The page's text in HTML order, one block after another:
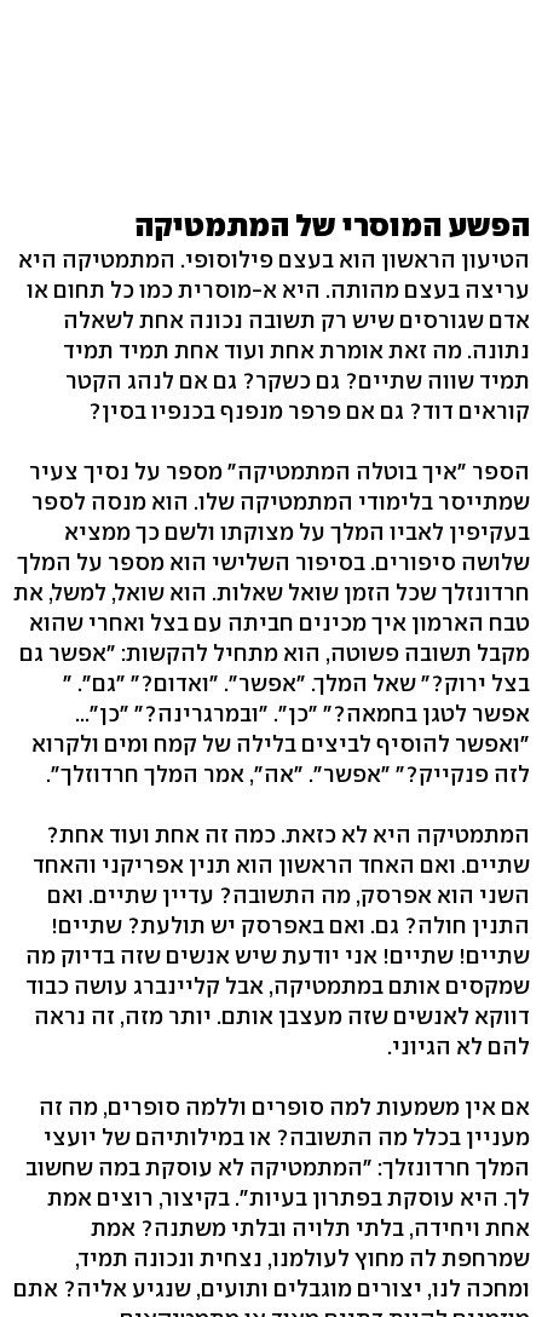
הפשע המוסרי של המתמטיקה
הטיעון הראשון הוא בעצם פילוסופי. המתמטיקה היא
עריצה בעצם מהותה. היא א-מוסרית כמו כל תחום או
אדם שגורסים שיש רק תשובה נכונה אחת לשאלה
נתונה. מה זאת אומרת אחת ועוד אחת תמיד תמיד
תמיד שווה שתיים? גם כשקר? גם אם לנהג הקטר
קוראים דוד? גם אם פרפר מנפנף בכנפיו בסין?
הספר "איך בוטלה המתמטיקה" מספר על נסיך צעיר
שמתייסר בלימודי המתמטיקה שלו. הוא מנסה לספר
בעקיפין לאביו המלך על מצוקתו ולשם כך ממציא
שלושה סיפורים. בסיפור השלישי הוא מספר על המלך
חרדונזלך שכל הזמן שואל שאלות. הוא שואל, למשל, את
טבח הארמון איך מכינים חביתה עם בצל ואחרי שהוא
מקבל תשובה פשוטה, הוא מתחיל להקשות: "אפשר גם
בצל ירוק?" שאל המלך. "אפשר". "ואדום?" "גם". "
אפשר לטגן בחמאה?" "כן". "ובמרגרינה?" "כן"...
"ואפשר להוסיף לביצים בלילה של קמח ומים ולקרוא
לזה פנקייק?" "אפשר". "אה", אמר המלך חרדוזלך".
המתמטיקה היא לא כזאת. כמה זה אחת ועוד אחת?
שתיים. ואם האחד הראשון הוא תנין אפריקני והאחד
השני הוא אפרסק, מה התשובה? עדיין שתיים. ואם
התנין חולה? גם. ואם באפרסק יש תולעת? שתיים!
שתיים! שתיים! אני יודעת שיש אנשים שזה בדיוק מה
שמקסים אותם במתמטיקה, אבל קליינברג עושה כבוד
דווקא לאנשים שזה מעצבן אותם. יותר מזה, זה נראה
להם לא הגיוני.
אם אין משמעות למה סופרים וללמה סופרים, מה זה
מעניין בכלל מה התשובה? או במילותיהם של יועצי
המלך חרדונזלך: "המתמטיקה לא עוסקת במה שחשוב
לך. היא עוסקת בפתרון בעיות". בקיצור, רוצים אמת
אחת ויחידה, בלתי תלויה ובלתי משתנה? אמת
שמרחפת לה מחוץ לעולמנו, נצחית ונכונה תמיד,
ומחכה לנו, יצורים מוגבלים ותועים, שנגיע אליה? אתם